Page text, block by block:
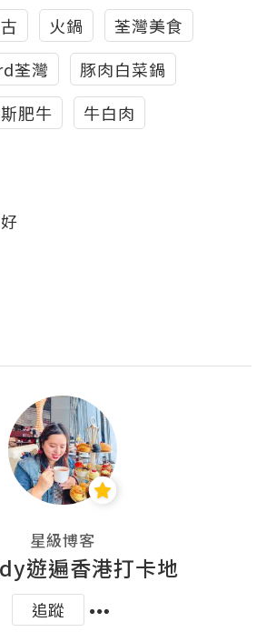
火鍋
荃灣美食
荃灣
豚肉白菜鍋
肥牛 牛白肉
星級博客
遊遍香港打卡地
追蹤